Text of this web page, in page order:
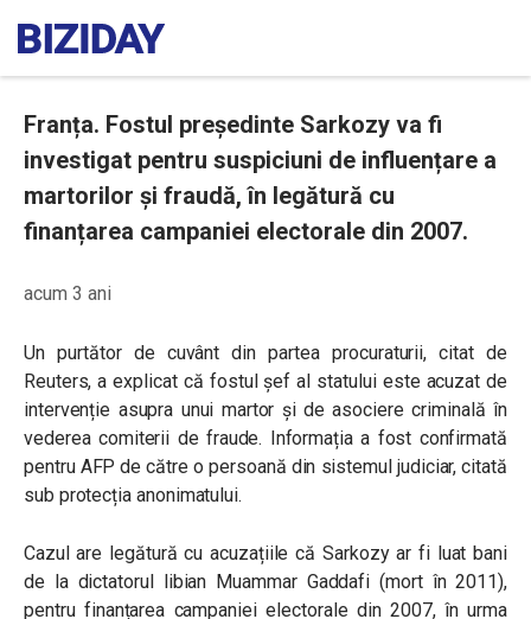
Franța. Fostul președinte Sarkozy va fi
investigat pentru suspiciuni de influențare a
martorilor și fraudă, în legătură cu
finanțarea campaniei electorale din 2007.
acum 3 ani
Un purtător de cuvânt din partea procuraturii, citat de
Reuters, a explicat că fostul șef al statului este acuzat de
intervenție asupra unui martor și de asociere criminală în
vederea comiterii de fraude. Informația a fost confirmată
pentru AFP de către o persoană din sistemul judiciar, citată
sub protecția anonimatului.
Cazul are legătură cu acuzațiile că Sarkozy ar fi luat bani
de la dictatorul libian Muammar Gaddafi (mort în 2011),
pentru finanțarea campaniei electorale din 2007, în urma